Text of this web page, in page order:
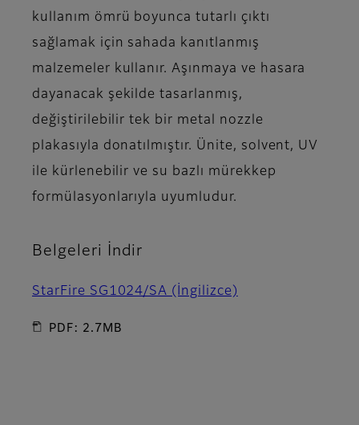
kullanım ömrü boyunca tutarlı çıktı
sağlamak için sahada kanıtlanmış
malzemeler kullanır. Aşınmaya ve hasara
dayanacak şekilde tasarlanmış,
değiştirilebilir tek bir metal nozzle
plakasıyla donatılmıştır. Ünite, solvent, UV
ile kürlenebilir ve su bazlı mürekkep
formülasyonlarıyla uyumludur.
Belgeleri İndir
StarFire SG1024/SA (İngilizce)
PDF: 2.7MB